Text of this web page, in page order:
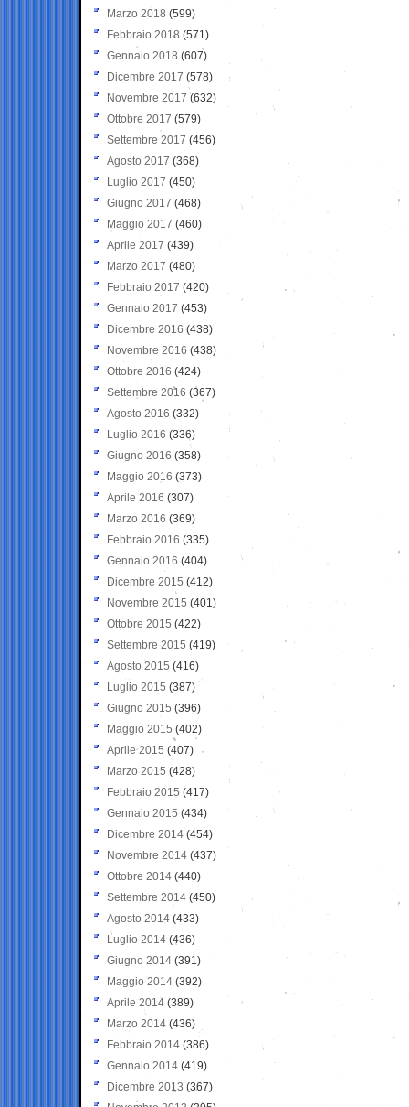
Marzo 2018 (599)
Febbraio 2018 (571)
Gennaio 2018 (607)
Dicembre 2017 (578)
Novembre 2017 (632)
Ottobre 2017 (579)
Settembre 2017 (456)
Agosto 2017 (368)
Luglio 2017 (450)
Giugno 2017 (468)
Maggio 2017 (460)
Aprile 2017 (439)
Marzo 2017 (480)
Febbraio 2017 (420)
Gennaio 2017 (453)
Dicembre 2016 (438)
Novembre 2016 (438)
Ottobre 2016 (424)
Settembre 2016 (367)
Agosto 2016 (332)
Luglio 2016 (336)
Giugno 2016 (358)
Maggio 2016 (373)
Aprile 2016 (307)
Marzo 2016 (369)
Febbraio 2016 (335)
Gennaio 2016 (404)
Dicembre 2015 (412)
Novembre 2015 (401)
Ottobre 2015 (422)
Settembre 2015 (419)
Agosto 2015 (416)
Luglio 2015 (387)
Giugno 2015 (396)
Maggio 2015 (402)
Aprile 2015 (407)
Marzo 2015 (428)
Febbraio 2015 (417)
Gennaio 2015 (434)
Dicembre 2014 (454)
Novembre 2014 (437)
Ottobre 2014 (440)
Settembre 2014 (450)
Agosto 2014 (433)
Luglio 2014 (436)
Giugno 2014 (391)
Maggio 2014 (392)
Aprile 2014 (389)
Marzo 2014 (436)
Febbraio 2014 (386)
Gennaio 2014 (419)
Dicembre 2013 (367)